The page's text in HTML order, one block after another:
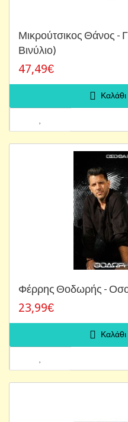
Μικρούτσικος Θάνος -
Βινύλιο)
47,49€
Καλάθι
Φέρρης Θοδωρής - Οσο
23,99€
Καλάθι